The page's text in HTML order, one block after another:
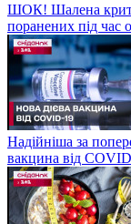
ШОК! Шалена
поранених під час
Надійніша за
вакцина від